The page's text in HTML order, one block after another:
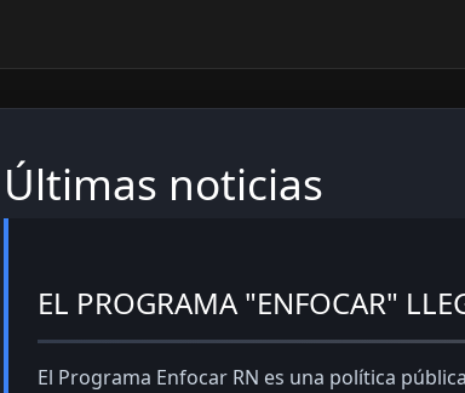
Últimas noticias
EL PROGRAMA "ENFOCAR"
El Programa Enfocar RN es una política